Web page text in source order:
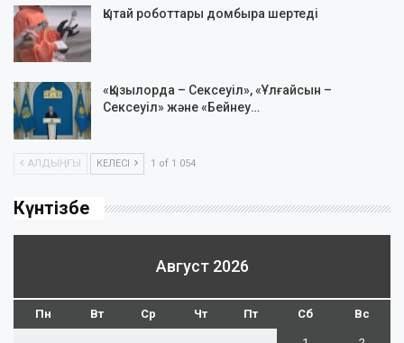
Қытай роботтары домбыра шертеді
«Қызылорда – Сексеуіл», «Ұлғайсын –
Сексеуіл» және «Бейнеу…
АЛДЫҢҒЫ КЕЛЕСІ 1 of 1 054
Күнтізбе
Август 2026
Пн Вт Ср Чт Пт Сб Вс